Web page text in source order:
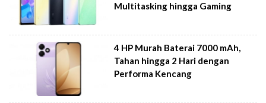
Multitasking hingga Gaming
4 HP Murah Baterai 7000 mAh,
Tahan hingga 2 Hari dengan
Performa Kencang